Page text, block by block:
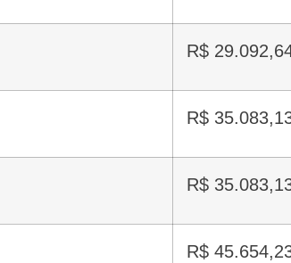
R$
R$
R$
R$